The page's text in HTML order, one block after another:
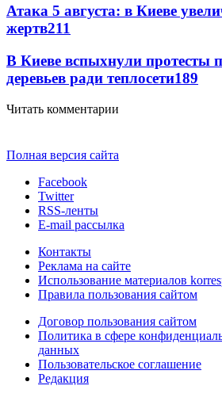
Атака 5 августа: в Киеве
жертв211
В Киеве вспыхнули протесты
деревьев ради теплосети189
Читать комментарии
Полная версия сайта
Facebook
Twitter
RSS-ленты
E-mail рассылка
Контакты
Реклама на сайте
Использование материалов
Правила пользования сайтом
Договор пользования сайтом
Политика в сфере
данных
Пользовательское соглашение
Редакция